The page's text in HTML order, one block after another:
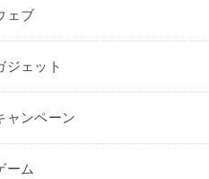
ェブ
ジェット
ャンペーン
ーム